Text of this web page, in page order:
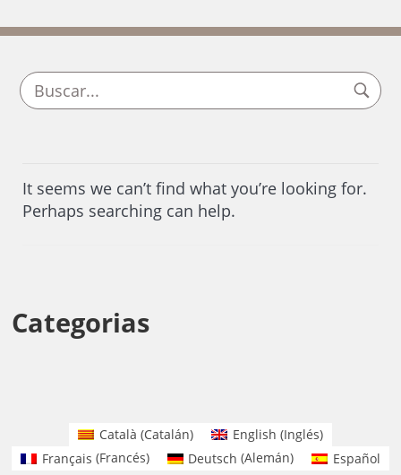
It seems we can’t find what you’re looking for.
Perhaps searching can help.
Categorias
Català (Catalán) English (Inglés)
Français (Francés) Deutsch (Alemán) Español